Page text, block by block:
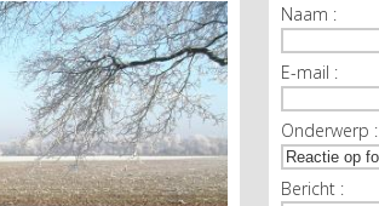
Naam :
E-mail :
Onderwerp :
Bericht :